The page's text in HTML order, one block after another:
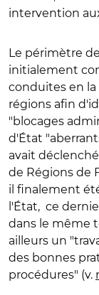
intervention
Le périmètre
initialement
conduites en
régions afin
"blocages
d'État
avait
de Régions de
il finalement
l'État, ce
dans le même
ailleurs un
des bonnes
procédures" (v.